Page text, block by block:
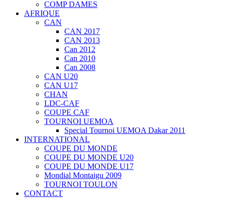
COMP DAMES
AFRIQUE
CAN
CAN 2017
CAN 2013
Can 2012
Can 2010
Can 2008
CAN U20
CAN U17
CHAN
LDC-CAF
COUPE CAF
TOURNOI UEMOA
Special Tournoi UEMOA Dakar 2011
INTERNATIONAL
COUPE DU MONDE
COUPE DU MONDE U20
COUPE DU MONDE U17
Mondial Montaigu 2009
TOURNOI TOULON
CONTACT